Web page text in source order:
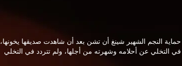
النجم الشهير شينغ أن تشن بعد أن شاهدت صديقها يخونها،
التخلي عن أحلامه وشهرته من أجلها، ولم تتردد في التخلي